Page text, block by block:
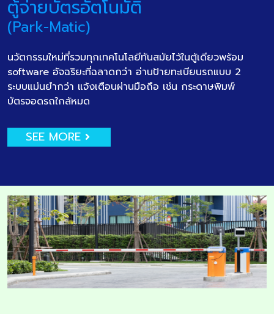
ตู้จ่ายบัตรอัตโนมัติ
(Park-Matic)
นวัตกรรมใหม่ที่รวมทุกเทคโนโลยีทันสมัยไว้ในตู้เดียวพร้อม
software อัจฉริยะที่ฉลาดกว่า อ่านป้ายทะเบียนรถแบบ 2
ระบบแม่นยำกว่า แจ้งเตือนผ่านมือถือ เช่น กระดาษพิมพ์
บัตรจอดรถใกล้หมด
SEE MORE